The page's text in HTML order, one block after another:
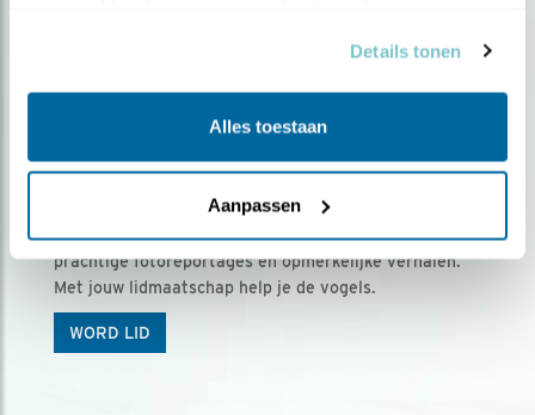
Details tonen
Alles toestaan
Aanpassen
Ontvang 5 x Vogels voor € 36,00 per jaar
Vogels is het tijdschrift voor onze leden, met
prachtige fotoreportages en opmerkelijke verhalen.
Met jouw lidmaatschap help je de vogels.
WORD LID